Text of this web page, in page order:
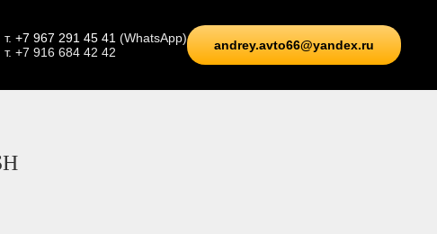
т. +7 967 291 45 41 (WhatsApp)
т. +7 916 684 42 42
andrey.avto66@yandex.ru